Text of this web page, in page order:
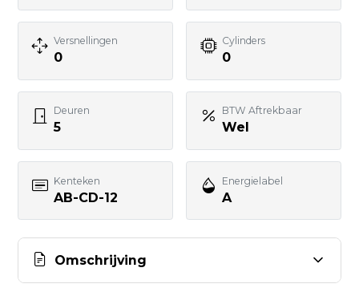
Versnellingen
0
Cylinders
0
Deuren
5
BTW Aftrekbaar
Wel
Kenteken
AB-CD-12
Energielabel
A
Omschrijving